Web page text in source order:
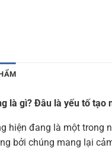
là gì? Đâu là yếu tố tạo
hiện đang là một trong
bởi chúng mang lại